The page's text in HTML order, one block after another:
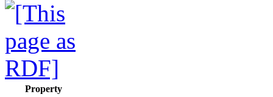
Property